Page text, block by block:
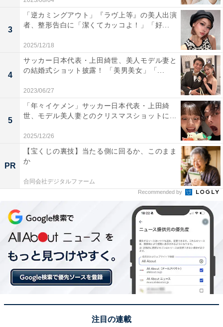
3
「逆カミングアウト」『ラヴ上等』の美人出演
者、整形告白に「潔くてカッコよ！」「好...
2025/12/18
4
サッカー日本代表・上田綺世、美人モデル妻と
の結婚式ショット披露！ 「美男美女」「...
2023/06/27
5
「年々イケメン」サッカー日本代表・上田綺
世、モデル美人妻とのクリスマスショットに...
2025/12/26
PR
【宝くじの裏技】当たる側に回るか、このまま
か
合同会社デジタルファーム
Recommended by
注目の連載